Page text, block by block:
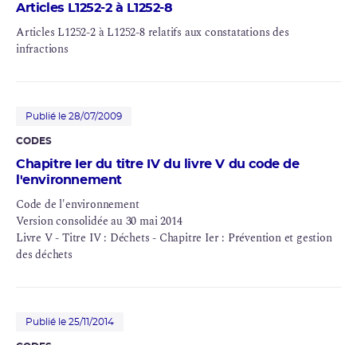
Articles L1252-2 à L1252-8
Articles L1252-2 à L1252-8 relatifs aux constatations des
infractions
Publié le 28/07/2009
CODES
Chapitre Ier du titre IV du livre V du code de
l'environnement
Code de l'environnement
Version consolidée au 30 mai 2014
Livre V - Titre IV : Déchets - Chapitre Ier : Prévention et gestion
des déchets
Publié le 25/11/2014